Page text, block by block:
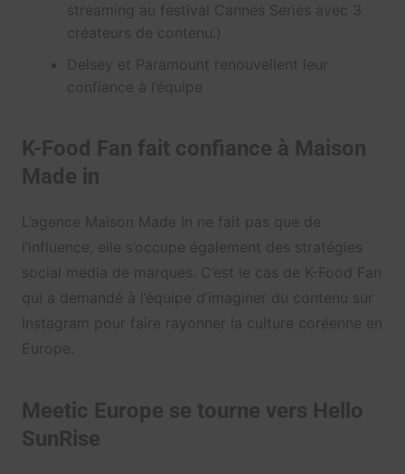
streaming au festival Cannes Series avec 3
créateurs de contenu.)
Delsey et Paramount renouvellent leur
confiance à l’équipe
K-Food Fan fait confiance à Maison
Made in
L’agence Maison Made In ne fait pas que de
l’influence, elle s’occupe également des stratégies
social media de marques. C’est le cas de K-Food Fan
qui a demandé à l’équipe d’imaginer du contenu sur
Instagram pour faire rayonner la culture coréenne en
Europe.
Meetic Europe se tourne vers Hello
SunRise